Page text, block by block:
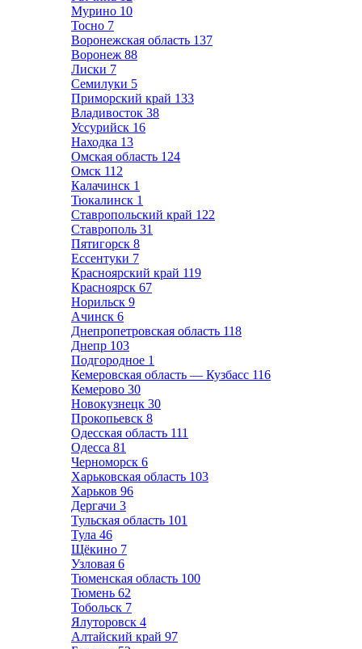
Мурино 10
Тосно 7
Воронежская область 137
Воронеж 88
Лиски 7
Семилуки 5
Приморский край 133
Владивосток 38
Уссурийск 16
Находка 13
Омская область 124
Омск 112
Калачинск 1
Тюкалинск 1
Ставропольский край 122
Ставрополь 31
Пятигорск 8
Ессентуки 7
Красноярский край 119
Красноярск 67
Норильск 9
Ачинск 6
Днепропетровская область 118
Днепр 103
Подгородное 1
Кемеровская область — Кузбасс 116
Кемерово 30
Новокузнецк 30
Прокопьевск 8
Одесская область 111
Одесса 81
Черноморск 6
Харьковская область 103
Харьков 96
Дергачи 3
Тульская область 101
Тула 46
Щёкино 7
Узловая 6
Тюменская область 100
Тюмень 62
Тобольск 7
Ялуторовск 4
Алтайский край 97